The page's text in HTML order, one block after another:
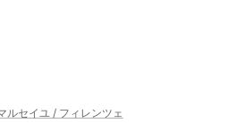
ルセイユ / フィレンツェ